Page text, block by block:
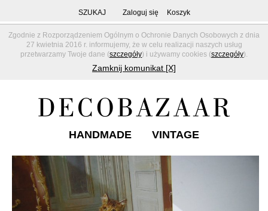
Zgodnie z Rozporządzeniem Ogólnym o Ochronie Danych Osobowych z dnia
27 kwietnia 2016 r. informujemy, że w celu realizacji naszych usług
przetwarzamy Twoje dane (szczegóły) i używamy cookies (szczegóły).
Zamknij komunikat [X]
SZUKAJ Zaloguj się Koszyk
HANDMADE VINTAGE